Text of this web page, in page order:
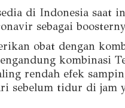
di Indonesia saat
sebagai
obat dengan
kombinasi
rendah efek
sebelum tidur di jam